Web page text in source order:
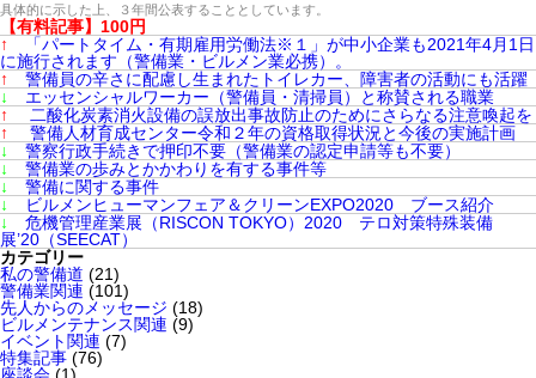
具体的に示した上、３年間公表することとしています。
【有料記事】100円
↑
「パートタイム・有期雇用労働法※１」が中小企業も2021年4月1日
に施行されます（警備業・ビルメン業必携）。
↑
警備員の辛さに配慮し生まれたトイレカー、障害者の活動にも活躍
↓
エッセンシャルワーカー（警備員・清掃員）と称賛される職業
↑
二酸化炭素消火設備の誤放出事故防止のためにさらなる注意喚起を
↑
警備人材育成センター令和２年の資格取得状況と今後の実施計画
↓
警察行政手続きで押印不要（警備業の認定申請等も不要）
↓
警備業の歩みとかかわりを有する事件等
↓
警備に関する事件
↓
ビルメンヒューマンフェア＆クリーンEXPO2020 ブース紹介
↓
危機管理産業展（RISCON TOKYO）2020 テロ対策特殊装備
展’20（SEECAT）
カテゴリー
私の警備道 (21)
警備業関連 (101)
先人からのメッセージ (18)
ビルメンテナンス関連 (9)
イベント関連 (7)
特集記事 (76)